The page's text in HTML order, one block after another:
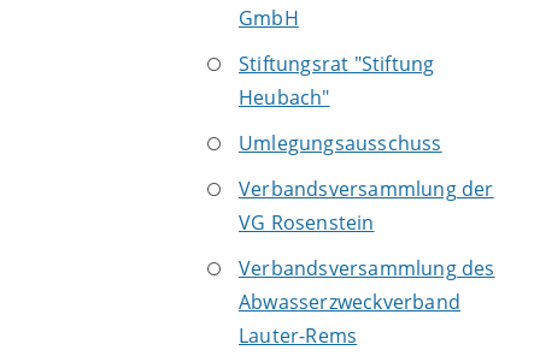
GmbH
Stiftungsrat "Stiftung
Heubach"
Umlegungsausschuss
Verbandsversammlung der
VG Rosenstein
Verbandsversammlung des
Abwasserzweckverband
Lauter-Rems